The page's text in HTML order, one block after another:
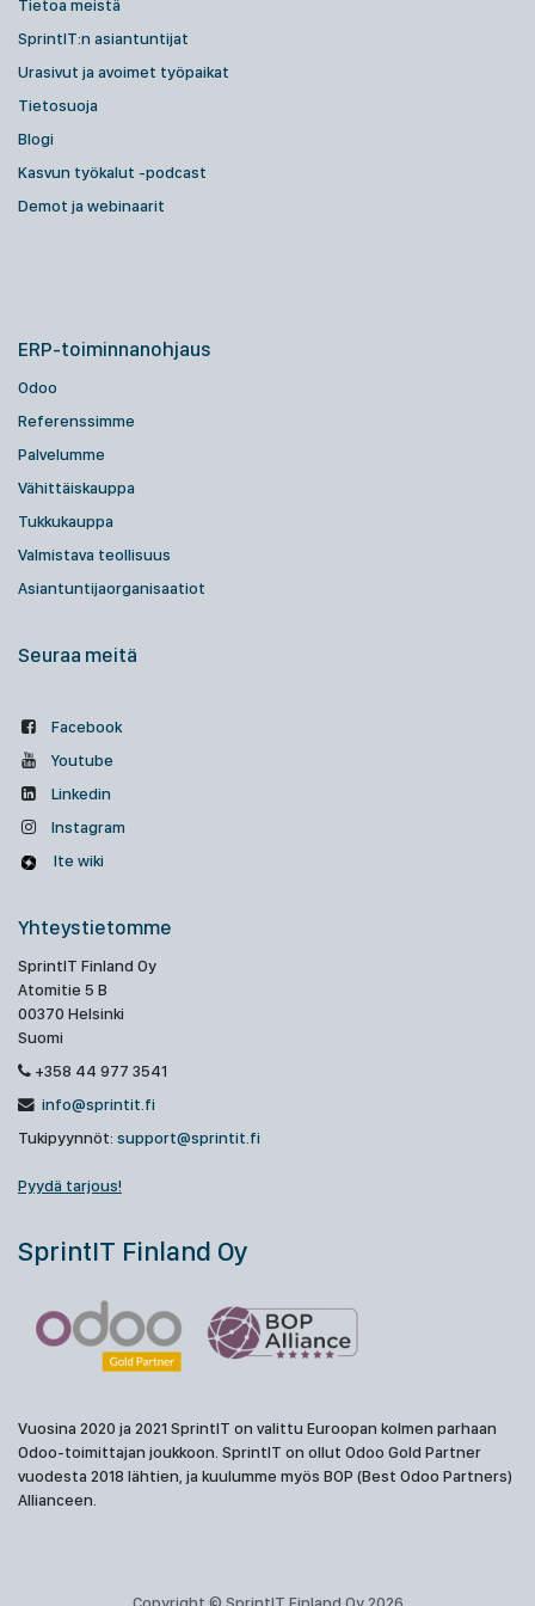
Tietoa meistä
SprintIT:n asiantuntijat
Urasivut ja avoimet työpaikat
Tietosuoja
Blogi
Kasvun työkalut -podcast
Demot ja webinaarit
ERP-toiminnanohjaus
Odoo
Referenssimme
Palvelumme
Vähittäiskauppa
Tukkukauppa
Valmistava teollisuus
Asiantuntijaorganisaatiot
Seuraa meitä
Facebook
Youtube
Linkedin
Instagram
Ite wiki
Yhteystietomme
SprintIT Finland Oy
Atomitie 5 B
00370 Helsinki
Suomi
+358 44 977 3541
info@sprintit.fi
Tukipyynnöt: support@sprintit.fi
Pyydä tarjous!
SprintIT Finland Oy
Vuosina 2020 ja 2021 SprintIT on valittu Euroopan kolmen parhaan
Odoo-toimittajan joukkoon. SprintIT on ollut Odoo Gold Partner
vuodesta 2018 lähtien, ja kuulumme myös BOP (Best Odoo Partners)
Allianceen.
Copyright © SprintIT Finland Oy 2026